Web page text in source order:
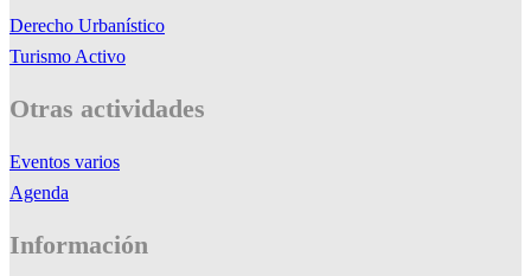
Derecho Urbanístico
Turismo Activo
Otras actividades
Eventos varios
Agenda
Información